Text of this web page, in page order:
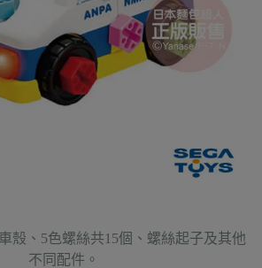
殼、5色螺絲共15個、螺絲起子及其他
不同配件。